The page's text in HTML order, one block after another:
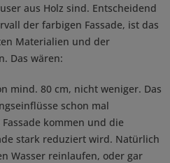
aus Holz sind. Entscheidend
der farbigen Fassade, ist das
Materialien und der
Das wären:
mind. 80 cm, nicht weniger. Das
schon mal
kommen und die
stark reduziert wird. Natürlich
Wasser reinlaufen, oder gar